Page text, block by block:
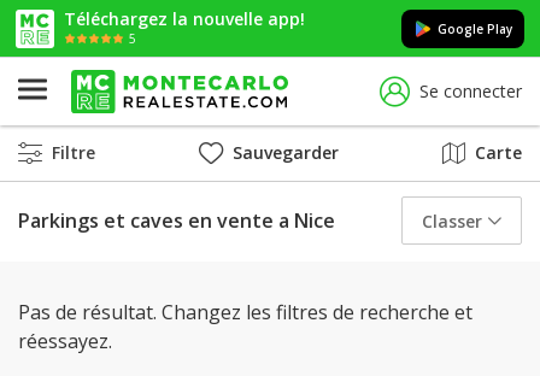
Téléchargez la nouvelle app!
5
Google Play
Se connecter
Filtre Sauvegarder Carte
Parkings et caves en vente a Nice Classer
Pas de résultat. Changez les filtres de recherche et
réessayez.